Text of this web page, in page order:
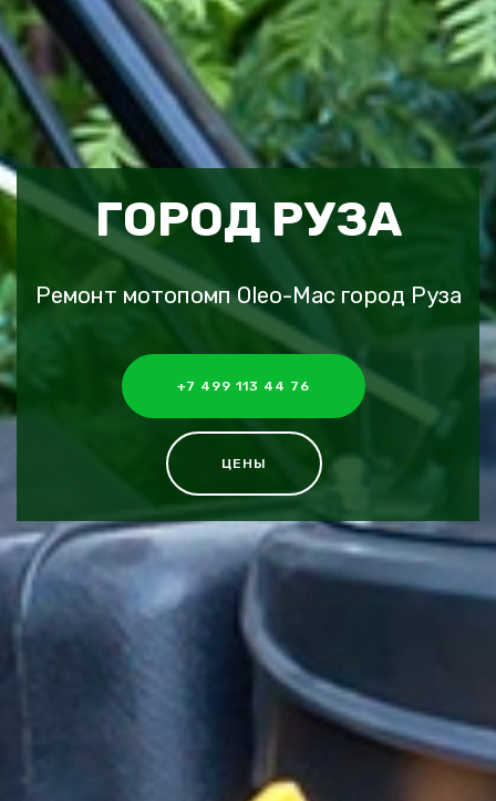
ГОРОД РУЗА
Ремонт мотопомп Oleo-Mac город Руза
+7 499 113 44 76
ЦЕНЫ